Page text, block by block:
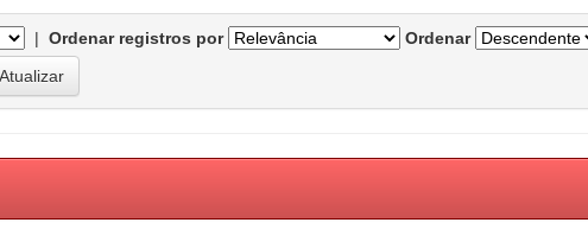
| Ordenar registros por
Ordenar